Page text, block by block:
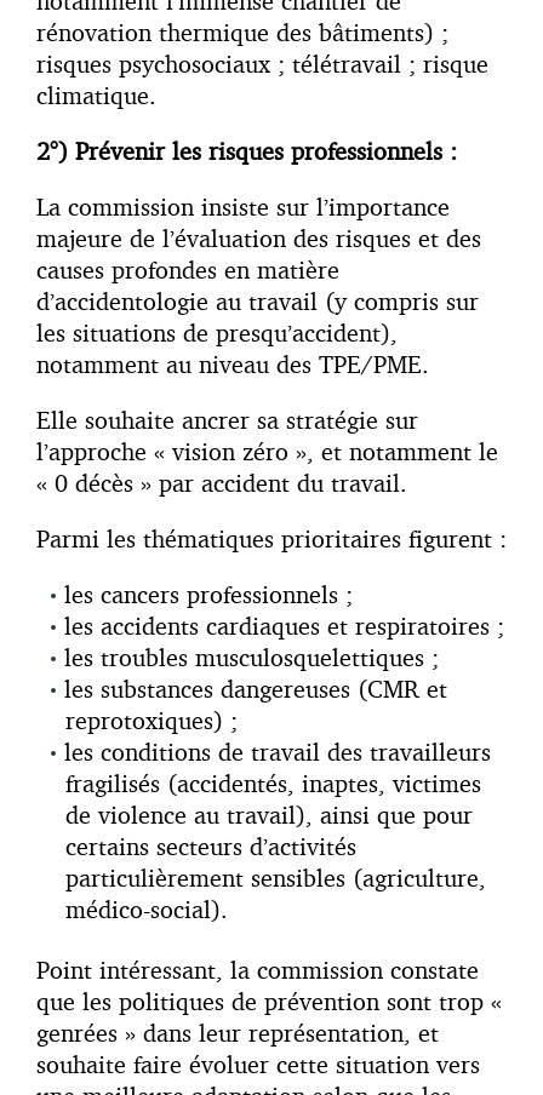
rénovation thermique des bâtiments) ;
risques psychosociaux ; télétravail ; risque
climatique.
2°) Prévenir les risques professionnels :
La commission insiste sur l’importance
majeure de l’évaluation des risques et des
causes profondes en matière
d’accidentologie au travail (y compris sur
les situations de presqu’accident),
notamment au niveau des TPE/PME.
Elle souhaite ancrer sa stratégie sur
l’approche « vision zéro », et notamment le
« 0 décès » par accident du travail.
Parmi les thématiques prioritaires figurent :
les cancers professionnels ;
les accidents cardiaques et respiratoires ;
les troubles musculosquelettiques ;
les substances dangereuses (CMR et
reprotoxiques) ;
les conditions de travail des travailleurs
fragilisés (accidentés, inaptes, victimes
de violence au travail), ainsi que pour
certains secteurs d’activités
particulièrement sensibles (agriculture,
médico-social).
Point intéressant, la commission constate
que les politiques de prévention sont trop «
genrées » dans leur représentation, et
souhaite faire évoluer cette situation vers